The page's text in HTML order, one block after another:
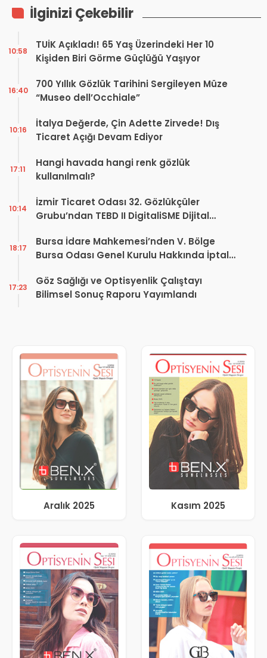
İlginizi Çekebilir
TUİK Açıkladı! 65 Yaş Üzerindeki Her 10
Kişiden Biri Görme Güçlüğü Yaşıyor
10:58
700 Yıllık Gözlük Tarihini Sergileyen Müze
“Museo dell’Occhiale”
16:40
İtalya Değerde, Çin Adette Zirvede! Dış
Ticaret Açığı Devam Ediyor
10:16
Hangi havada hangi renk gözlük
kullanılmalı?
17:11
İzmir Ticaret Odası 32. Gözlükçüler
Grubu’ndan TEBD II DigitaliSME Dijital
10:14
Bursa İdare Mahkemesi’nden V. Bölge
Bursa Odası Genel Kurulu Hakkında İptal
18:17
Göz Sağlığı ve Optisyenlik Çalıştayı
Bilimsel Sonuç Raporu Yayımlandı
17:23
Aralık 2025 Kasım 2025